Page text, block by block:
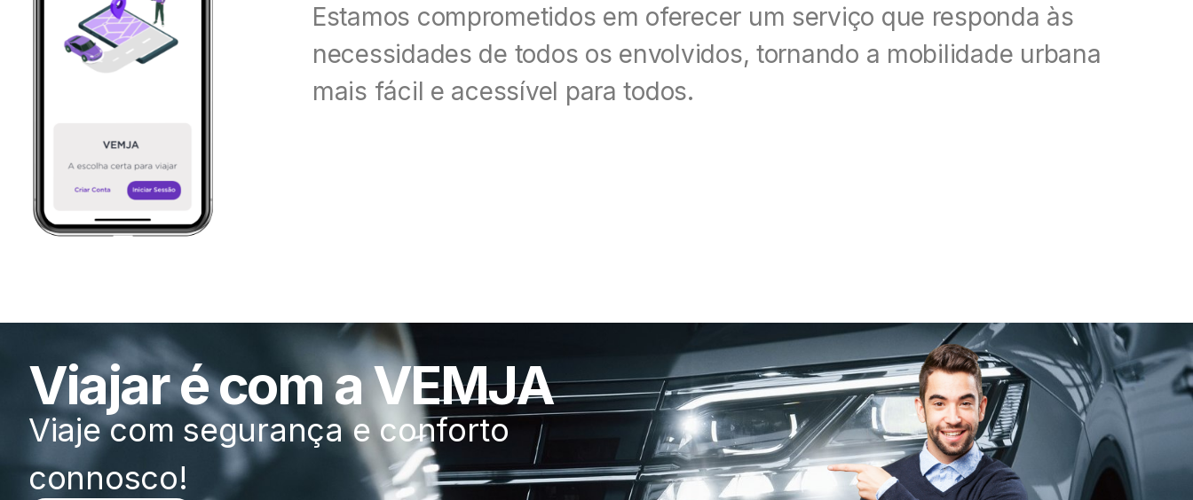
Estamos comprometidos em oferecer um serviço que responda às
necessidades de todos os envolvidos, tornando a mobilidade urbana
mais fácil e acessível para todos.
Viajar é com a VEMJA
Viaje com segurança e conforto
connosco!